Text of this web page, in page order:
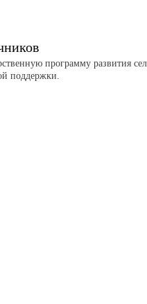
программу развития
поддержки.